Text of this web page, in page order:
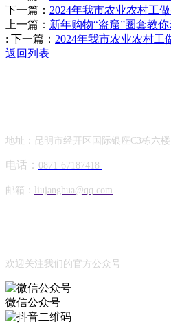
下一篇： 2024年我市农业农村工
上一篇： 新年购物“盗窟”圈套教
: 下一篇： 2024年我市农业农村工
返回列表
地址：昆明市经开区国际银座C3栋六楼
电话： 0871-67187418
邮箱： liujanghua@qq.com
欢迎关注我们的官方公众号
微信公众号